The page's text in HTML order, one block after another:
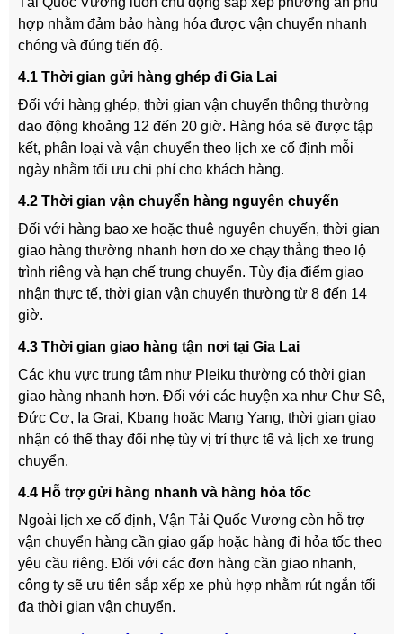
hợp nhằm đảm bảo hàng hóa được vận chuyển nhanh
chóng và đúng tiến độ.
4.1 Thời gian gửi hàng ghép đi Gia Lai
Đối với hàng ghép, thời gian vận chuyển thông thường
dao động khoảng 12 đến 20 giờ. Hàng hóa sẽ được tập
kết, phân loại và vận chuyển theo lịch xe cố định mỗi
ngày nhằm tối ưu chi phí cho khách hàng.
4.2 Thời gian vận chuyển hàng nguyên chuyến
Đối với hàng bao xe hoặc thuê nguyên chuyến, thời gian
giao hàng thường nhanh hơn do xe chạy thẳng theo lộ
trình riêng và hạn chế trung chuyển. Tùy địa điểm giao
nhận thực tế, thời gian vận chuyển thường từ 8 đến 14
giờ.
4.3 Thời gian giao hàng tận nơi tại Gia Lai
Các khu vực trung tâm như Pleiku thường có thời gian
giao hàng nhanh hơn. Đối với các huyện xa như Chư Sê,
Đức Cơ, Ia Grai, Kbang hoặc Mang Yang, thời gian giao
nhận có thể thay đổi nhẹ tùy vị trí thực tế và lịch xe trung
chuyển.
4.4 Hỗ trợ gửi hàng nhanh và hàng hỏa tốc
Ngoài lịch xe cố định, Vận Tải Quốc Vương còn hỗ trợ
vận chuyển hàng cần giao gấp hoặc hàng đi hỏa tốc theo
yêu cầu riêng. Đối với các đơn hàng cần giao nhanh,
công ty sẽ ưu tiên sắp xếp xe phù hợp nhằm rút ngắn tối
đa thời gian vận chuyển.